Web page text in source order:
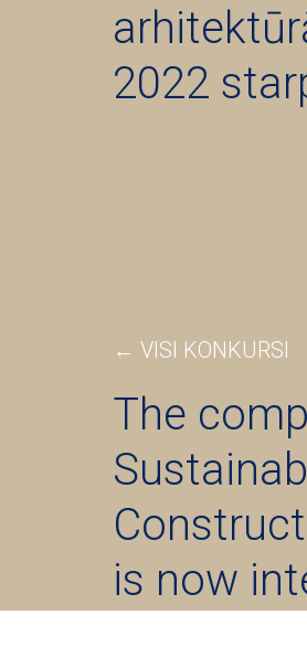
2022
← VISI KONKURSI
The
is now